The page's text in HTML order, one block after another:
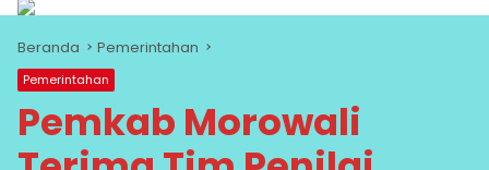
Beranda Pemerintahan
Pemerintahan
Pemkab Morowali